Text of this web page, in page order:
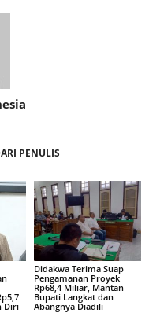
PENULIS
Diri
Didakwa Terima Suap
Pengamanan Proyek
Rp68,4 Miliar, Mantan
Bupati Langkat dan
Abangnya Diadili